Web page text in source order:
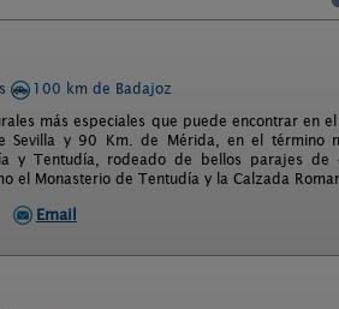
100 km de Badajoz
más especiales que puede encontrar en
y 90 Km. de Mérida, en el término
y Tentudía, rodeado de bellos parajes de
el Monasterio de Tentudía y la Calzada
Email